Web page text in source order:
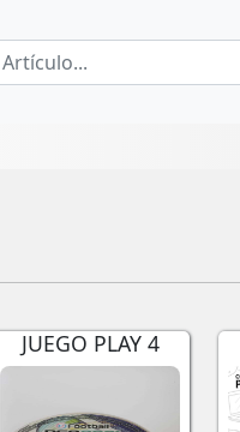
JUEGO PLAY 4